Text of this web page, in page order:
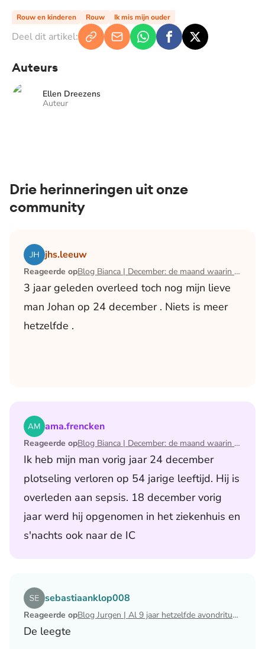
Rouw en kinderen
Rouw Ik mis mijn ouder
Deel dit artikel:
Auteurs
Ellen Dreezens
Auteur
Drie herinneringen uit onze
community
jhs.leeuw
Reageerde op Blog Bianca | December: de maand waarin ik mijn man verloor
3 jaar geleden overleed toch nog mijn lieve
man Johan op 24 december . Niets is meer
hetzelfde .
Lees het artikel Blog Bianca | December: de maand
ama.frencken
Reageerde op Blog Bianca | December: de maand waarin ik mijn man verloor
Ik heb mijn man vorig jaar 24 december
plotseling verloren op 54 jarige leeftijd. Hij is
overleden aan sepsis. 18 december vorig
jaar werd hij opgenomen in het ziekenhuis en
s'nachts ook naar de IC
Lees het artikel Blog Bianca | December: de maand
sebastiaanklop008
Reageerde op Blog Jurgen | Al 9 jaar hetzelfde avondritueel
De leegte
Lees het artikel Blog Jurgen | Al 9 jaar hetzelfde